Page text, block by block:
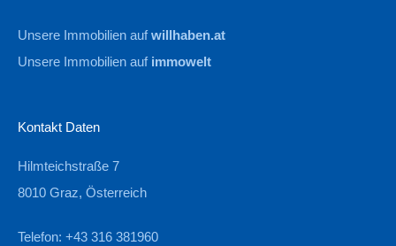
Unsere Immobilien aufwillhaben.at
Unsere Immobilien auf immowelt
Kontakt Daten
Hilmteichstraße 7
8010 Graz, Österreich
Telefon: +43 316 381960